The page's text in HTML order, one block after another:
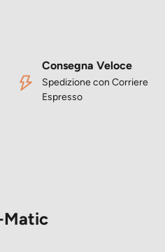
Consegna Veloce
Spedizione con Corriere
Espresso
Matic